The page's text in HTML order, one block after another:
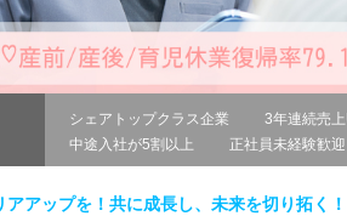
シェアトップクラス企業 3年連続売
中途入社が5割以上
正社員未経験歓迎
アップを！共に成長し、未来を切り拓く